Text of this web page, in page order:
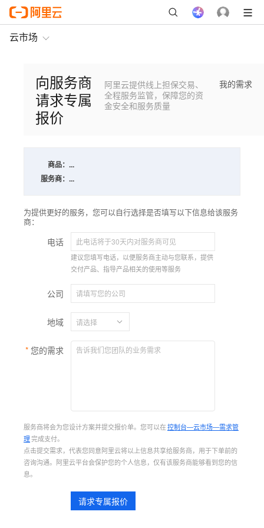
云市场
向服务商
请求专属
报价
阿里云提供线上担保交易、
全程服务监管，保障您的资
金安全和服务质量
我的需求
商品： ...
服务商： ...
为提供更好的服务，您可以自行选择是否填写以下信息给该服务
商：
电话
建议您填写电话，以便服务商主动与您联系，提供
交付产品、指导产品相关的使用等服务
公司
地域
您的需求
服务商将会为您设计方案并提交报价单。您可以在控制台—云市场—需求管
理完成支付。
点击提交需求，代表您同意阿里云将以上信息共享给服务商，用于下单前的
咨询沟通。阿里云平台会保护您的个人信息，仅有该服务商能够看到您的信
息。
请求专属报价